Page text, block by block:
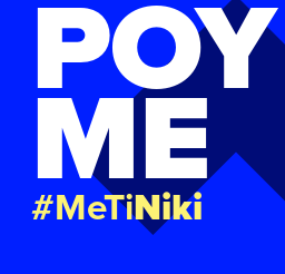
ΡΟΥ
ΜΕ
#MeTiNiki